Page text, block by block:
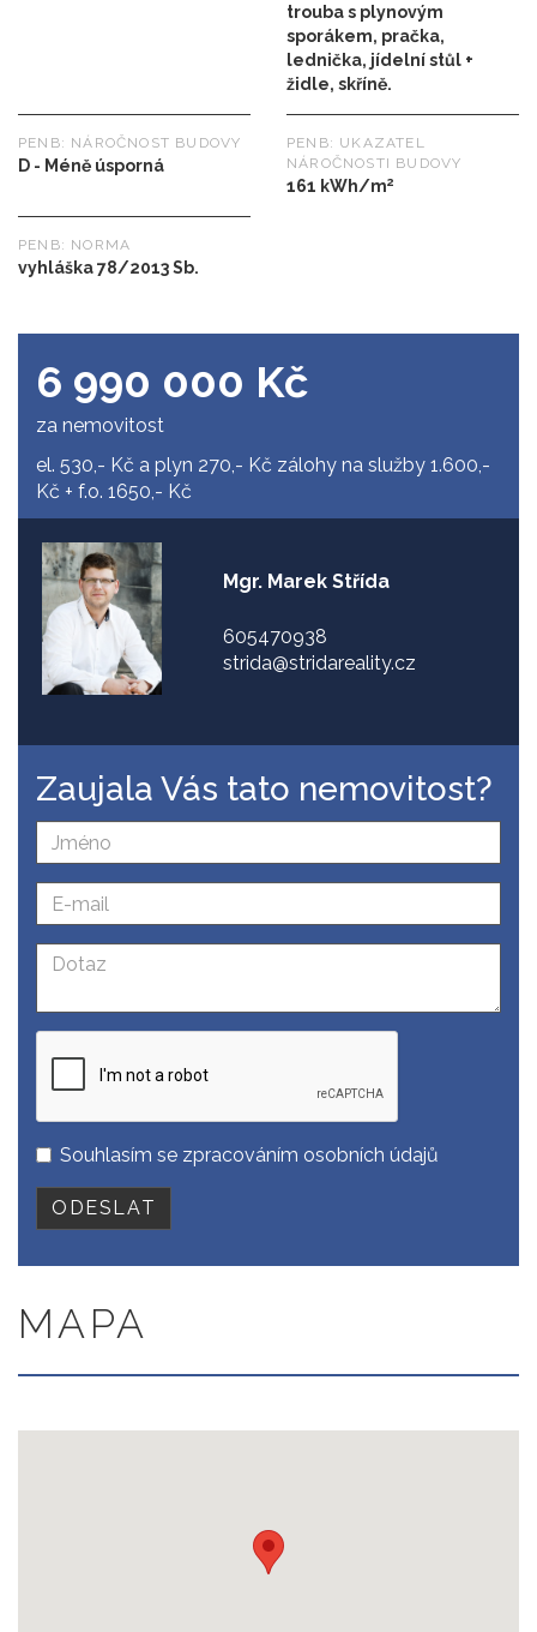
trouba s plynovým
sporákem, pračka,
lednička, jídelní stůl +
židle, skříně.
PENB: NÁROČNOST BUDOVY
D - Méně úsporná
PENB: UKAZATEL
NÁROČNOSTI BUDOVY
161 kWh/m2
PENB: NORMA
vyhláška 78/2013 Sb.
6 990 000 Kč
za nemovitost
el. 530,- Kč a plyn 270,- Kč zálohy na služby 1.600,-
Kč + f.o. 1650,- Kč
Mgr. Marek Střída
605470938
strida@stridareality.cz
Zaujala Vás tato nemovitost?
Souhlasím se zpracováním osobních údajů
MAPA